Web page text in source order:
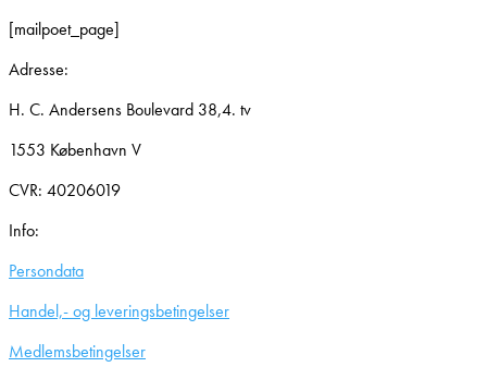
[mailpoet_page]
Adresse:
H. C. Andersens Boulevard 38,4. tv
1553 København V
CVR: 40206019
Info:
Persondata
Handel,- og leveringsbetingelser
Medlemsbetingelser